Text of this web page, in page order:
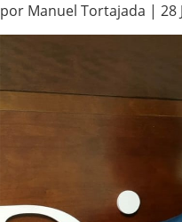
por Manuel Tortajada | 28